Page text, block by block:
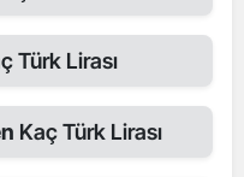
Türk Lirası
Kaç Türk Lirası